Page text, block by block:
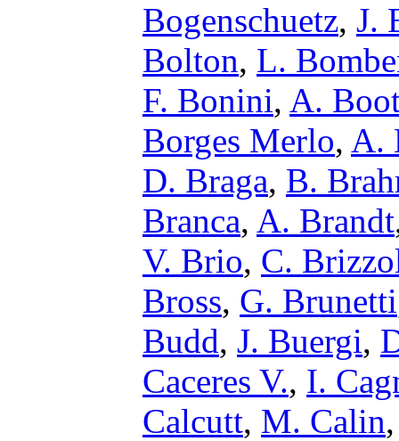
Bogenschuetz, J.
Bolton, L.
F. Bonini, A.
Borges Merlo, A.
D. Braga, B.
Branca, A. Brandt
V. Brio, C.
Bross, G. Brunetti
Budd, J. Buergi,
Caceres V., I.
Calcutt, M. Calin